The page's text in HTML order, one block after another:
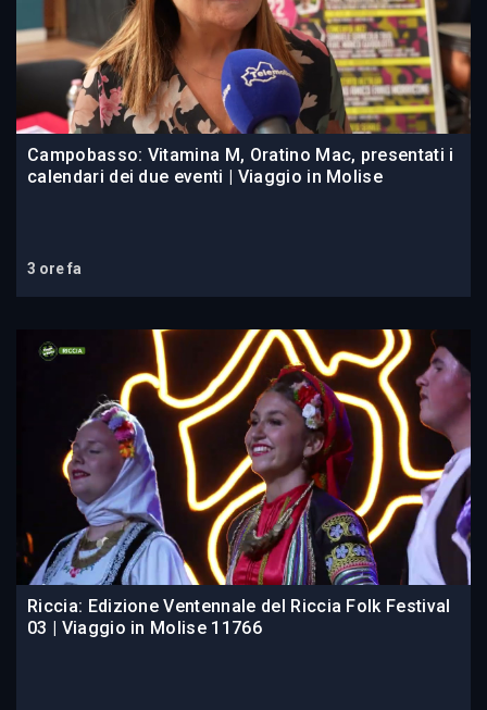
Campobasso: Vitamina M, Oratino Mac, presentati i
calendari dei due eventi | Viaggio in Molise
3 ore fa
Riccia: Edizione Ventennale del Riccia Folk Festival
03 | Viaggio in Molise 11766